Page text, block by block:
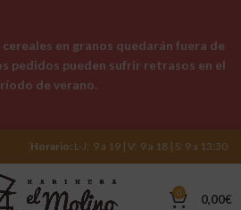
Horario: L-J: 9 a 19 | V: 9 a 18 | S: 9 a 13:30
0 0,00€
en granos quedarán fuera de
pedidos pueden sufrir retrasos en el
de verano.